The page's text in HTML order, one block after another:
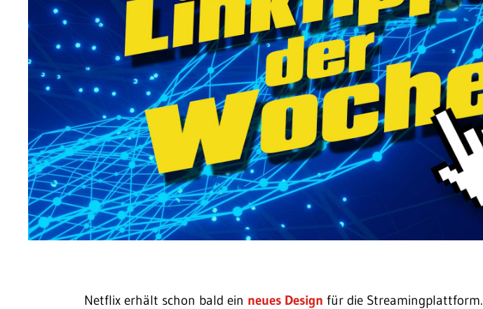
Netflix erhält schon bald ein neues Design für die Streamingplattform.